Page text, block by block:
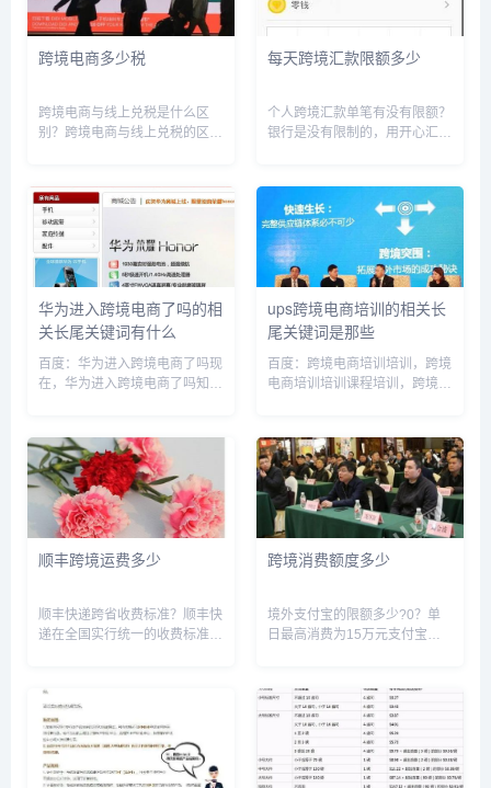
跨境电商多少税
跨境电商与线上兑税是什么区
别？跨境电商与线上兑税的区别
技术开展商业活动，买家和卖家
来自不同国家或地区的关税贸易
活动；而线上兑税是指利用网络
技术来...
每天跨境汇款限额多少
个人跨境汇款单笔有没有限额？
银行是没有限制的，用开心汇
的，开心汇是按照笔数收的。总
的来说，大额用银行，小额用...
华为进入跨境电商了吗的相
关长尾关键词有什么
百度：华为进入跨境电商了吗现
在，华为进入跨境电商了吗知
进入国外市场了吗，华为进入海
外市场，华为跨境转移利润，华
为跨国公司，华为现在还能销售
到海外...
ups跨境电商培训的相关长
尾关键词是那些
百度：跨境电商培训培训，跨境
电商培训培训课程培训，跨境电
境电商培训培训授课，跨境电商
培训有哪些坑要避免，跨境电商
培训大概要学多久呢，跨...
顺丰跨境运费多少
顺丰快递跨省收费标准？顺丰快
递在全国实行统一的收费标准，
价，如果超重需要加2-5元不等
的续重费。大件省内件一般一公
斤之内15元左右，每超出一公...
跨境消费额度多少
境外支付宝的限额多少?0？单
日最高消费为15万元支付宝的
且还走出国门，很多境外的商户
都支持使用支付宝，目前使用范
围已经覆盖很多国家和地区。而
且境...